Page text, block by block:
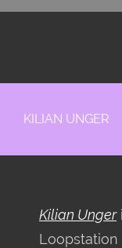
KILIAN UNGER
Kilian Unger
Loopstation